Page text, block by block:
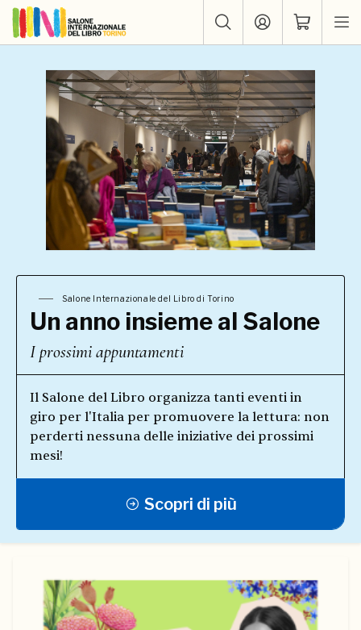
Salone Internazionale del Libro di Torino
Un anno insieme al Salone
I prossimi appuntamenti
Il Salone del Libro organizza tanti eventi in
giro per l'Italia per promuovere la lettura: non
perderti nessuna delle iniziative dei prossimi
mesi!
Scopri di più